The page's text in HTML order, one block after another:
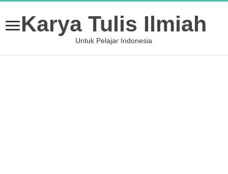
Karya Tulis Ilmiah
Untuk Pelajar Indonesia